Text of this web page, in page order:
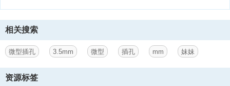
相关搜索
微型插孔 3.5mm 微型 插孔 mm 妹妹
资源标签